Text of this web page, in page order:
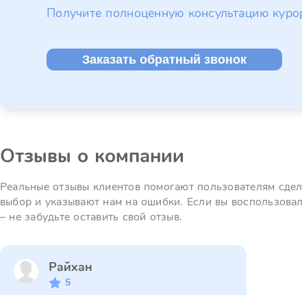
Получите полноценную консультацию
Заказать обратный звонок
Отзывы о компании
Реальные отзывы клиентов помогают пользователям
выбор и указывают нам на ошибки. Если вы
– не забудьте оставить свой отзыв.
Райхан
5